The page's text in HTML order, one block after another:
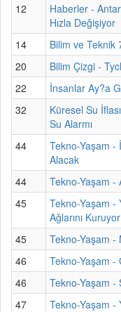
12
Haberler -
Hızla Değişiyor
14
Bilim ve Teknik
20
Bilim Çizgi -
22
İnsanlar Ay?a
32
Küresel Su
Su Alarmı
44
Tekno-Yaşam -
Alacak
44
Tekno-Yaşam -
45
Tekno-Yaşam -
Ağlarını Kuruyor
45
Tekno-Yaşam -
46
Tekno-Yaşam -
46
Tekno-Yaşam -
47
Tekno-Yaşam -